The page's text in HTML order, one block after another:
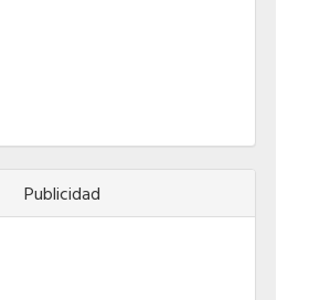
Publicidad